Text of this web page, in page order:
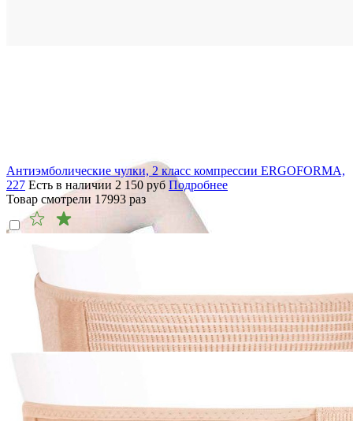
Антиэмболические чулки, 2 класс компрессии ERGOFORMA,
227 Есть в наличии 2 150 руб Подробнее
Товар смотрели 17993 раз